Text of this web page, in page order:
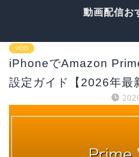
動画配信お
VOD
iPhoneでAmazon
設定ガイド【2026年最